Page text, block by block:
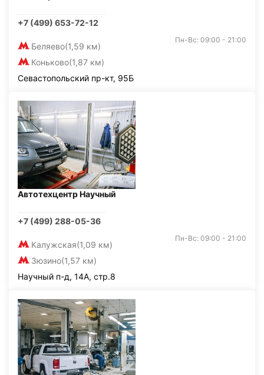
+7 (499) 653-72-12
Беляево(1,59 км)
Коньково(1,87 км)
Пн-Вс: 09:00 - 21:00
Севастопольский пр-кт, 95Б
Автотехцентр Научный
+7 (499) 288-05-36
Калужская(1,09 км)
Зюзино(1,57 км)
Пн-Вс: 09:00 - 21:00
Научный п-д, 14А, стр.8